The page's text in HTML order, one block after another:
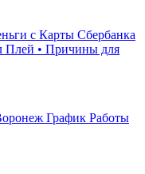
с Карты Сбербанка
Плей • Причины для
График Работы